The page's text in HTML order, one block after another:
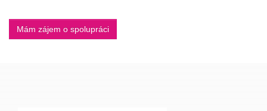
Mám zájem o spolupráci